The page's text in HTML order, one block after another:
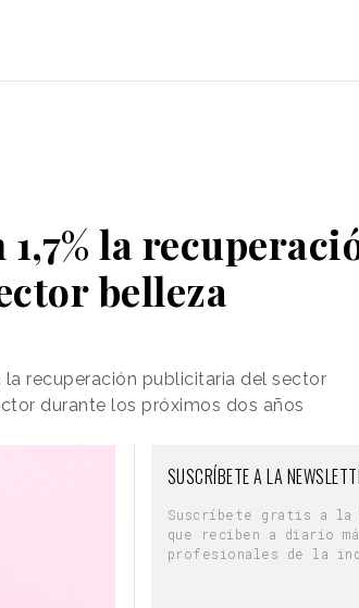
la
belleza
recuperación publicitaria del sector
durante los próximos dos años
SUSCRÍBETE A LA
Suscríbete gratis a la
que reciben a diario
profesionales de la